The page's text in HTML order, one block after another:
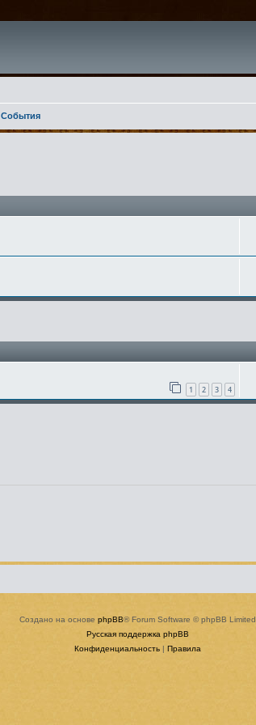
События
1 2 3 4
Создано на основе phpBB® Forum Software © phpBB Limited
Русская поддержка phpBB
Конфиденциальность| Правила